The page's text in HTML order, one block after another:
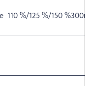
110 %/125 %/150